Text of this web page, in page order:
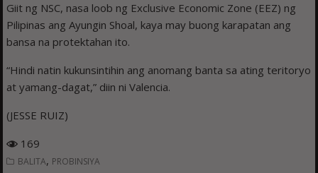
Giit ng NSC, nasa loob ng Exclusive Economic Zone (EEZ) ng
Pilipinas ang Ayungin Shoal, kaya may buong karapatan ang
bansa na protektahan ito.
“Hindi natin kukunsintihin ang anomang banta sa ating teritoryo
at yamang-dagat,” diin ni Valencia.
(JESSE RUIZ)
169
BALITA, PROBINSIYA